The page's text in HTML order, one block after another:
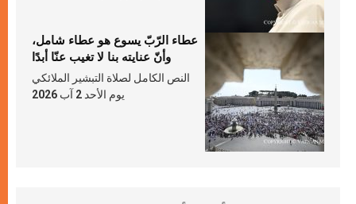
عطاء الرّبّ يسوع هو عطاء شامل،
وأنّ عنايته بنا لا تغيب عنّا أبدًا
النص الكامل لصلاة التبشير الملائكي
يوم الأحد 2 آب 2026